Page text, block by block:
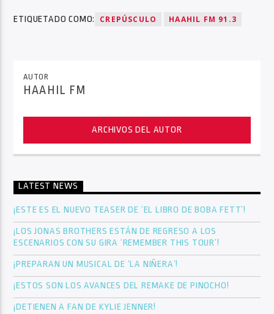
ETIQUETADO COMO: CREPÚSCULO HAAHIL FM 91.3
AUTOR
HAAHIL FM
ARCHIVOS DEL AUTOR
LATEST NEWS
¡ESTE ES EL NUEVO TEASER DE ‘EL LIBRO DE BOBA FETT’!
¡LOS JONAS BROTHERS ESTÁN DE REGRESO A LOS
ESCENARIOS CON SU GIRA ‘REMEMBER THIS TOUR’!
¡PREPARAN UN MUSICAL DE ‘LA NIÑERA’!
¡ESTOS SON LOS AVANCES DEL REMAKE DE PINOCHO!
¡DETIENEN A FAN DE KYLIE JENNER!